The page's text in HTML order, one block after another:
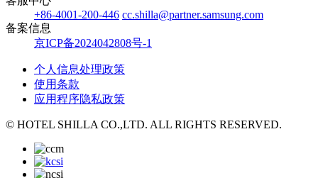
+86-4001-200-446 cc.shilla@partner.samsung.com
备案信息
京ICP备2024042808号-1
个人信息处理政策
使用条款
应用程序隐私政策
© HOTEL SHILLA CO.,LTD. ALL RIGHTS RESERVED.